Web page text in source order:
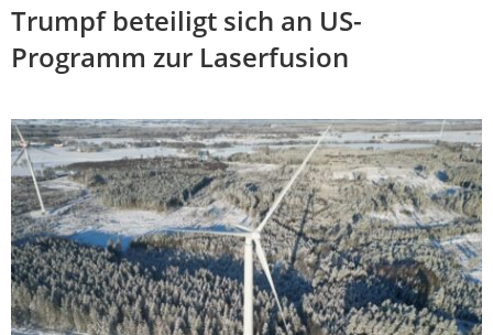
Trumpf beteiligt sich an US-
Programm zur Laserfusion